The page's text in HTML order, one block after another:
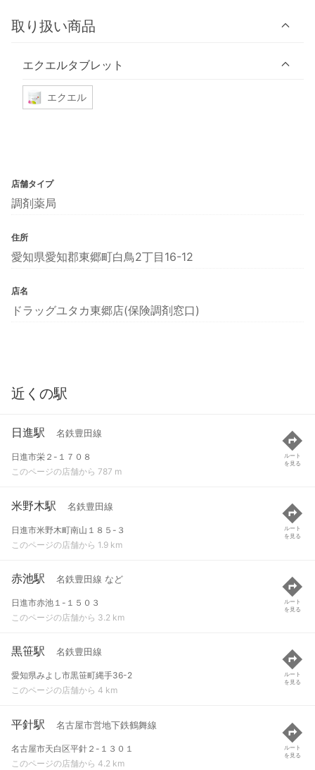
取り扱い商品
エクエルタブレット
エクエル
店舗タイプ
調剤薬局
住所
愛知県愛知郡東郷町白鳥2丁目16-12
店名
ドラッグユタカ東郷店(保険調剤窓口)
近くの駅
日進駅 名鉄豊田線
日進市栄２-１７０８
このページの店舗から 787 m
ルート
を見る
米野木駅 名鉄豊田線
日進市米野木町南山１８５-３
このページの店舗から 1.9 km
ルート
を見る
赤池駅 名鉄豊田線 など
日進市赤池１-１５０３
このページの店舗から 3.2 km
ルート
を見る
黒笹駅 名鉄豊田線
愛知県みよし市黒笹町縄手36-2
このページの店舗から 4 km
ルート
を見る
平針駅 名古屋市営地下鉄鶴舞線
名古屋市天白区平針２-１３０１
このページの店舗から 4.2 km
ルート
を見る